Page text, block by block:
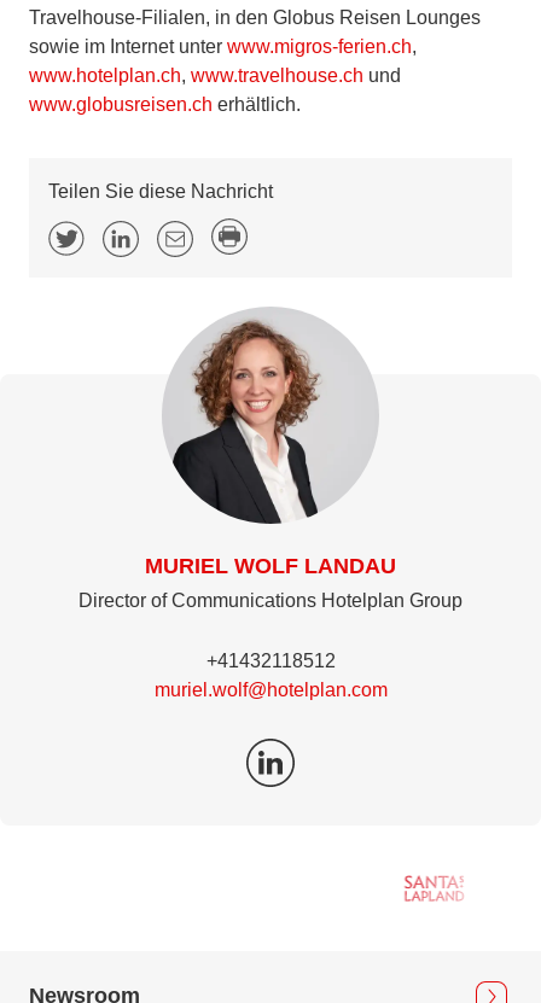
Travelhouse-Filialen, in den Globus Reisen Lounges
sowie im Internet unter www.migros-ferien.ch,
www.hotelplan.ch, www.travelhouse.ch und
www.globusreisen.ch erhältlich.
Teilen Sie diese Nachricht
MURIEL WOLF LANDAU
Director of Communications Hotelplan Group
+41432118512
muriel.wolf@hotelplan.com
Newsroom